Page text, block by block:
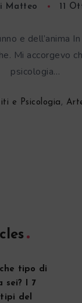
Matteo 11
e dell’anima
Mi accorgevo
psicologia…
e Psicologia ,
che tipo di
sei? I 7
del